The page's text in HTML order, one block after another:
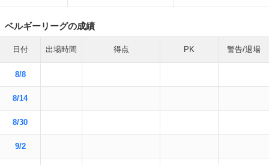
ベルギーリーグの成績
日付 出場時間 得点 PK 警告/退場
8/8
8/14
8/30
9/2